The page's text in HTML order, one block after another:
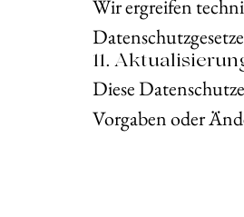
Wir ergreifen
11.
Diese
Vorgaben oder